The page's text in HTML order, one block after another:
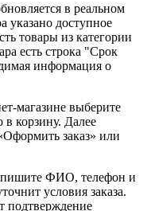
в реальном
указано доступное
товары из категории
есть строка "Срок
информация о
магазине выберите
в корзину. Далее
заказ» или
ФИО, телефон и
условия заказа.
подтверждение